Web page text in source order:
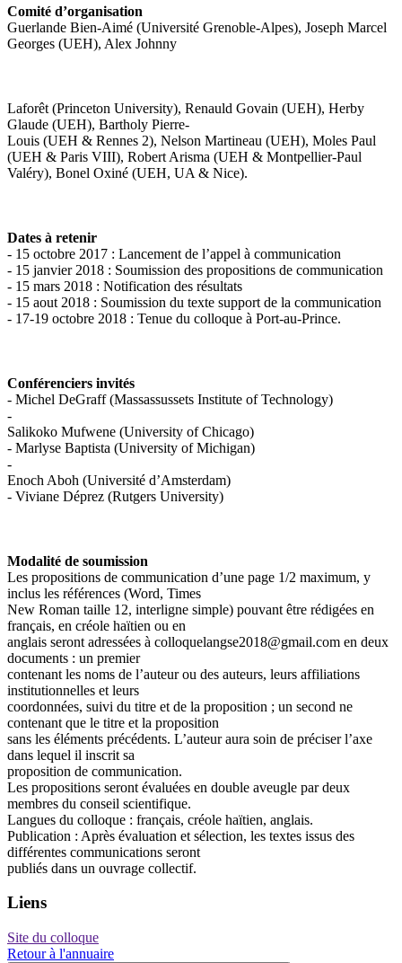
Comité d’organisation
Guerlande Bien-Aimé (Université Grenoble-Alpes), Joseph Marcel
Georges (UEH), Alex Johnny
Laforêt (Princeton University), Renauld Govain (UEH), Herby
Glaude (UEH), Bartholy Pierre-
Louis (UEH & Rennes 2), Nelson Martineau (UEH), Moles Paul
(UEH & Paris VIII), Robert Arisma (UEH & Montpellier-Paul
Valéry), Bonel Oxiné (UEH, UA & Nice).
Dates à retenir
- 15 octobre 2017 : Lancement de l’appel à communication
- 15 janvier 2018 : Soumission des propositions de communication
- 15 mars 2018 : Notification des résultats
- 15 aout 2018 : Soumission du texte support de la communication
- 17-19 octobre 2018 : Tenue du colloque à Port-au-Prince.
Conférenciers invités
- Michel DeGraff (Massassussets Institute of Technology)
-
Salikoko Mufwene (University of Chicago)
- Marlyse Baptista (University of Michigan)
-
Enoch Aboh (Université d’Amsterdam)
- Viviane Déprez (Rutgers University)
Modalité de soumission
Les propositions de communication d’une page 1/2 maximum, y
inclus les références (Word, Times
New Roman taille 12, interligne simple) pouvant être rédigées en
français, en créole haïtien ou en
anglais seront adressées à colloquelangse2018@gmail.com en deux
documents : un premier
contenant les noms de l’auteur ou des auteurs, leurs affiliations
institutionnelles et leurs
coordonnées, suivi du titre et de la proposition ; un second ne
contenant que le titre et la proposition
sans les éléments précédents. L’auteur aura soin de préciser l’axe
dans lequel il inscrit sa
proposition de communication.
Les propositions seront évaluées en double aveugle par deux
membres du conseil scientifique.
Langues du colloque : français, créole haïtien, anglais.
Publication : Après évaluation et sélection, les textes issus des
différentes communications seront
publiés dans un ouvrage collectif.
Liens
Site du colloque
Retour à l'annuaire